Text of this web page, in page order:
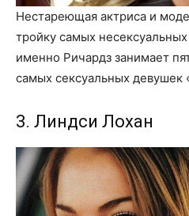
Нестареющая актриса и
тройку самых
именно Ричардз занимает
самых сексуальных девушек
3. Линдси Лохан